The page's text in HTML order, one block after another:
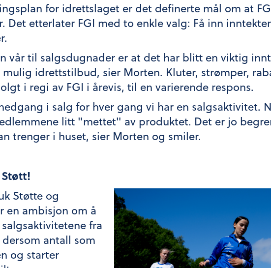
for idrettslaget er det definerte mål om at
Det etterlater FGI med to enkle valg: Få inn
vår til salgsdugnader er at det har blitt en viktig
idrettstilbud, sier Morten. Kluter, strømper,
i regi av FGI i årevis, til en varierende respons.
i salg for hver gang vi har en salgsaktivitet.
litt "mettet" av produktet. Det er jo
trenger i huset, sier Morten og smiler.
Støtte og
en ambisjon om å
fra
antall som
og starter